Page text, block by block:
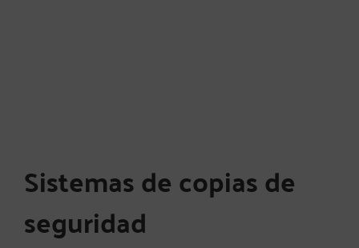
Sistemas de copias de
seguridad